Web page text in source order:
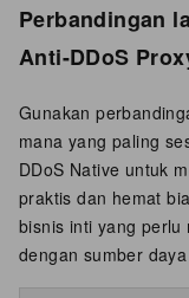
Perbandingan
Anti-DDoS
Gunakan
mana yang paling
DDoS Native untuk
praktis dan hemat
bisnis inti yang perlu
dengan sumber